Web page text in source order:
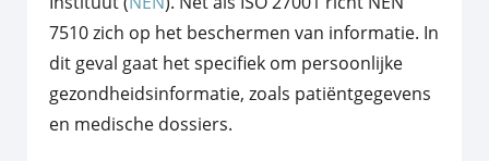
7510 zich op het beschermen van informatie. In
dit geval gaat het specifiek om persoonlijke
gezondheidsinformatie, zoals patiëntgegevens
en medische dossiers.